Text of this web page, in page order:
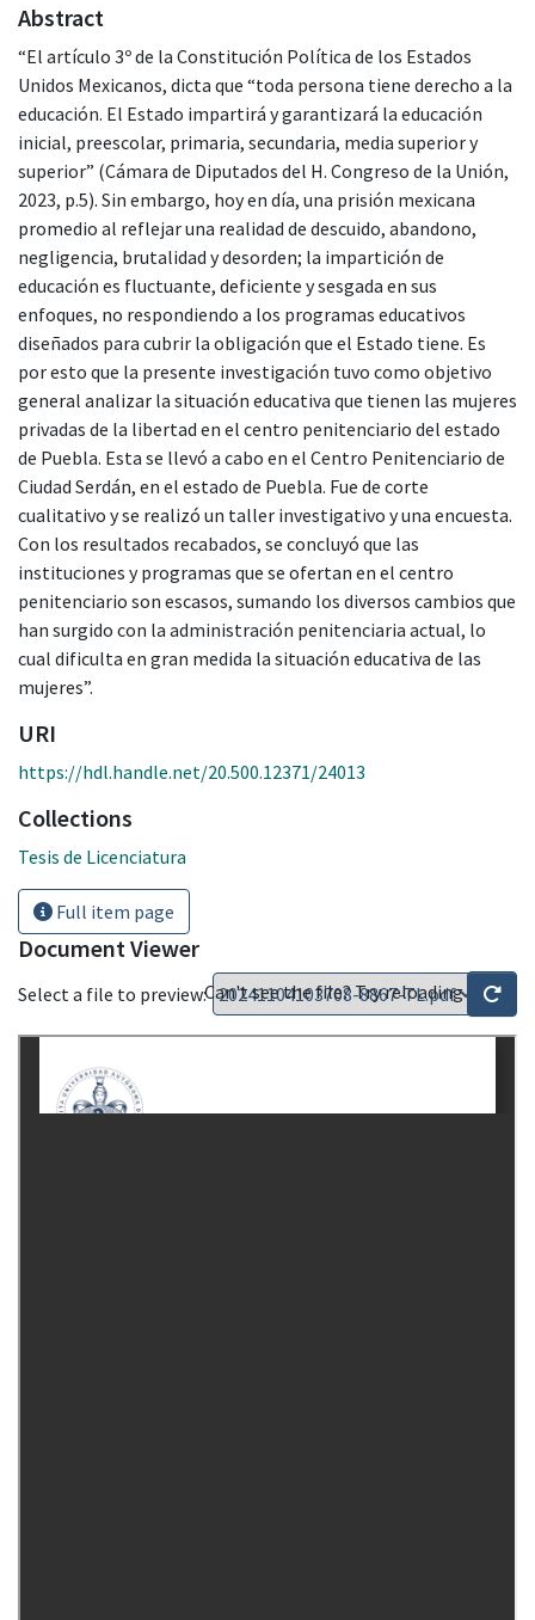
Abstract
“El artículo 3º de la Constitución Política de los Estados
Unidos Mexicanos, dicta que “toda persona tiene derecho a la
educación. El Estado impartirá y garantizará la educación
inicial, preescolar, primaria, secundaria, media superior y
superior” (Cámara de Diputados del H. Congreso de la Unión,
2023, p.5). Sin embargo, hoy en día, una prisión mexicana
promedio al reflejar una realidad de descuido, abandono,
negligencia, brutalidad y desorden; la impartición de
educación es fluctuante, deficiente y sesgada en sus
enfoques, no respondiendo a los programas educativos
diseñados para cubrir la obligación que el Estado tiene. Es
por esto que la presente investigación tuvo como objetivo
general analizar la situación educativa que tienen las mujeres
privadas de la libertad en el centro penitenciario del estado
de Puebla. Esta se llevó a cabo en el Centro Penitenciario de
Ciudad Serdán, en el estado de Puebla. Fue de corte
cualitativo y se realizó un taller investigativo y una encuesta.
Con los resultados recabados, se concluyó que las
instituciones y programas que se ofertan en el centro
penitenciario son escasos, sumando los diversos cambios que
han surgido con la administración penitenciaria actual, lo
cual dificulta en gran medida la situación educativa de las
mujeres”.
URI
https://hdl.handle.net/20.500.12371/24013
Collections
Tesis de Licenciatura
Full item page
Document Viewer
Select a file to preview:Can't see the file? Try reloading